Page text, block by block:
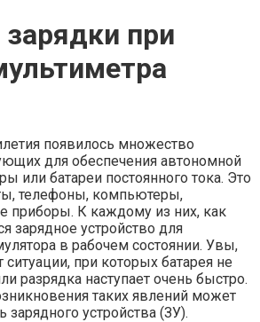
при
появилось множество
для обеспечения автономной
или батареи постоянного тока. Это
телефоны, компьютеры,
приборы. К каждому из них, как
зарядное устройство для
в рабочем состоянии. Увы,
при которых батарея не
разрядка наступает очень быстро.
таких явлений может
зарядного устройства (ЗУ).